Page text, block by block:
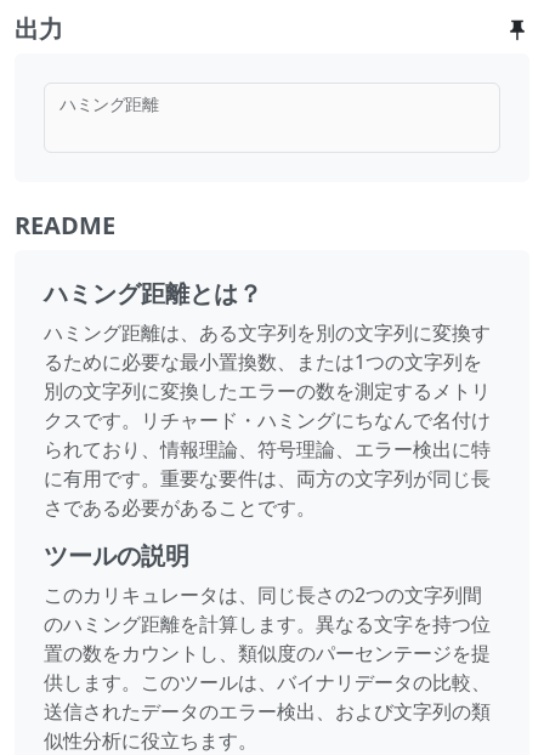
出力
ハミング距離
README
ハミング距離とは？
ハミング距離は、ある文字列を別の文字列に変換す
るために必要な最小置換数、または1つの文字列を
別の文字列に変換したエラーの数を測定するメトリ
クスです。リチャード・ハミングにちなんで名付け
られており、情報理論、符号理論、エラー検出に特
に有用です。重要な要件は、両方の文字列が同じ長
さである必要があることです。
ツールの説明
このカリキュレータは、同じ長さの2つの文字列間
のハミング距離を計算します。異なる文字を持つ位
置の数をカウントし、類似度のパーセンテージを提
供します。このツールは、バイナリデータの比較、
送信されたデータのエラー検出、および文字列の類
似性分析に役立ちます。